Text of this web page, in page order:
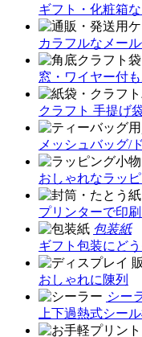
ギフト・化粧箱
カラフルなメー
窓・ワイヤー付
クラフト 手提げ
メッシュバッグ/
おしゃれなラッ
プリンターで印
包装紙
ギフト包装にど
おしゃれに陳列
シー
上下過熱式シー